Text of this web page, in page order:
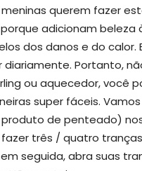
querem fazer
adicionam beleza
dos danos e do calor.
Portanto,
ou aquecedor, você
super fáceis.
de penteado)
três / quatro
seguida, abra suas